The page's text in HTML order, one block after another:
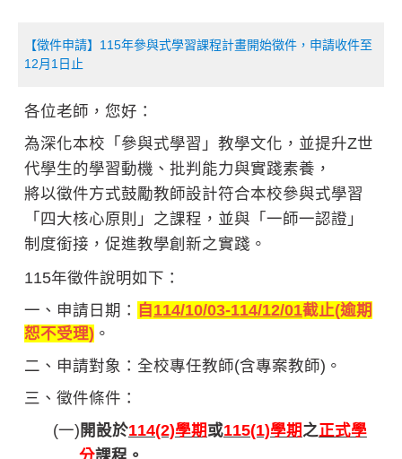
【徵件申請】115年參與式學習課程計畫開始徵件，申請收件至
12月1日止
各位老師，您好：
為深化本校「參與式學習」教學文化，並提升Z世
代學生的學習動機、批判能力與實踐素養，
將以徵件方式鼓勵教師設計符合本校參與式學習
「四大核心原則」之課程，並與「一師一認證」
制度銜接，促進教學創新之實踐。
115年徵件說明如下：
一、申請日期：
自 114/10/03-114/12/01截止(逾期
恕不受理) 。
二、申請對象：全校專任教師(含專案教師)。
三、徵件條件：
(一) 開設於114(2)學期 或115(1)學期 之正式學